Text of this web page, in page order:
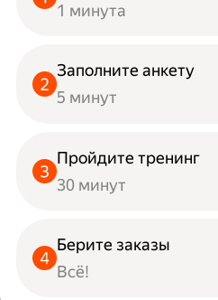
1 минута
Заполните анкету
5 минут
Пройдите тренинг
30 минут
Берите заказы
Всё!